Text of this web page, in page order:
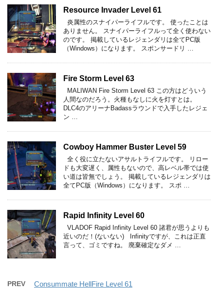
Resource Invader Level 61
炎属性のスナイパーライフルです。 使ったことは
ありません。 スナイパーライフルって全く使わない
のです。 掲載しているレジェンダリは全てPC版
（Windows）になります。 スポンサードリ …
Fire Storm Level 63
MALIWAN Fire Storm Level 63 この方はどういう
人間なのだろう。火種もなしに火を灯すとは。
DLC4のアリーナBadassラウンドで入手したレジェ
ン …
Cowboy Hammer Buster Level 59
全く役に立たないアサルトライフルです。 リロー
ドも大変遅く、属性もないので、高レベル帯では使
い道は皆無でしょう。 掲載しているレジェンダリは
全てPC版（Windows）になります。 スポ …
Rapid Infinity Level 60
VLADOF Rapid Infinity Level 60 諸君が思うよりも
近いのだ！(ないない) Infinityですが、これは正直
言って、ゴミですね。 廃棄確定なダメ …
PREV Consummate HellFire Level 61